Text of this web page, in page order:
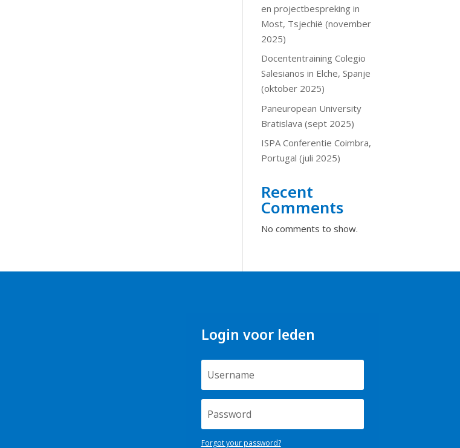
en projectbespreking in
Most, Tsjechië (november
2025)
Docententraining Colegio
Salesianos in Elche, Spanje
(oktober 2025)
Paneuropean University
Bratislava (sept 2025)
ISPA Conferentie Coimbra,
Portugal (juli 2025)
Recent
Comments
No comments to show.
Login voor leden
Forgot your password?